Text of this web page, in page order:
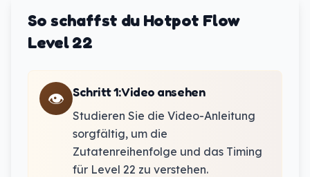
So schaffst du Hotpot Flow
Level 22
👁️ Schritt 1:Video ansehen
Studieren Sie die Video-Anleitung
sorgfältig, um die
Zutatenreihenfolge und das Timing
für Level 22 zu verstehen.